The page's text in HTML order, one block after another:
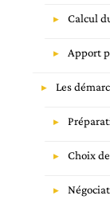
Calcul
Apport
Les
Choix